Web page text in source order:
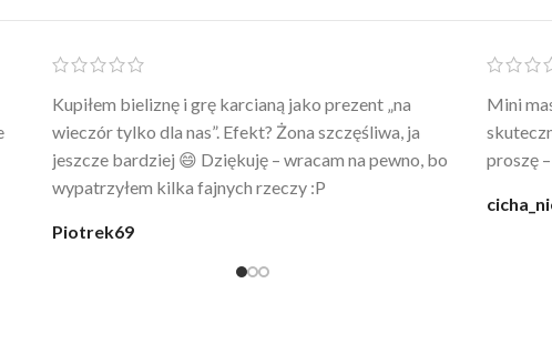
Po prostu WOW! Szlafrok to sztos – lekki, chłodny, a
wygląda jak z luksusowego butiku. Noszę
codziennie po kąpieli z mężem.
@karolina_dream
świetny